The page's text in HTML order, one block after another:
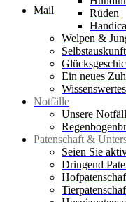
Mail
Rüden
Welpen &
Ein neues
Wissenswertes
Notfälle
Unsere
Patenschaft &
Seien Sie
Dringend